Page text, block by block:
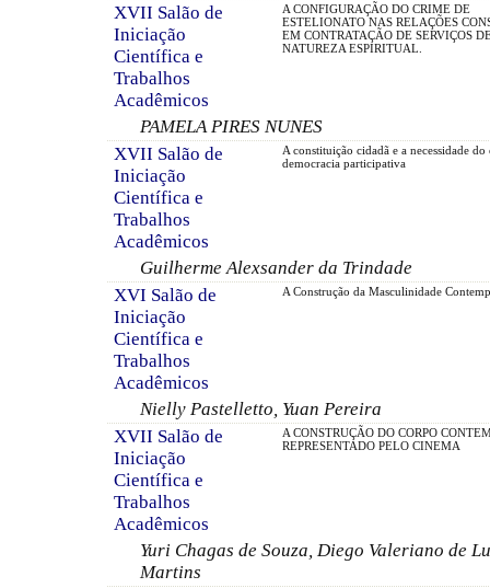
XVII Salão de
Iniciação
Científica e
Trabalhos
Acadêmicos
A CONFIGURAÇÃO DO CRIME DE
ESTELIONATO NAS RELAÇÕES
EM CONTRATAÇÃO DE SERVIÇOS
NATUREZA ESPIRITUAL.
PAMELA PIRES NUNES
XVII Salão de
Iniciação
Científica e
Trabalhos
Acadêmicos
A constituição cidadã e a necessidade
democracia participativa
Guilherme Alexsander da Trindade
XVI Salão de
Iniciação
Científica e
Trabalhos
Acadêmicos
A Construção da Masculinidade
Nielly Pastelletto, Yuan Pereira
XVII Salão de
Iniciação
Científica e
Trabalhos
Acadêmicos
A CONSTRUÇÃO DO CORPO
REPRESENTADO PELO CINEMA
Yuri Chagas de Souza, Diego Valeriano de
Martins